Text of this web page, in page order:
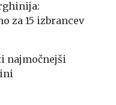
za 15 izbrancev
najmočnejši